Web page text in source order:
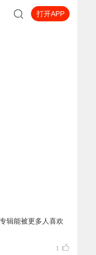
打开APP
辑能被更多人喜欢
1